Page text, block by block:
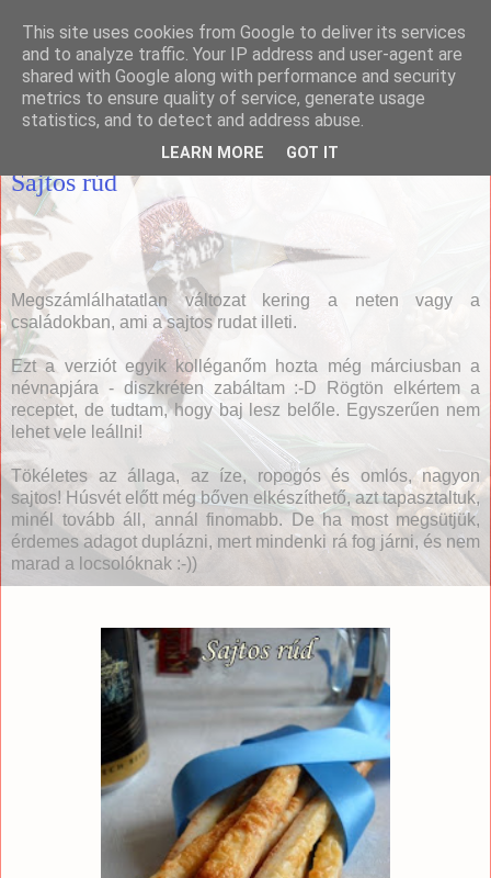
Házias konyha
Sajtos rúd
Megszámlálhatatlan változat kering a neten vagy a
családokban, ami a sajtos rudat illeti.
Ezt a verziót egyik kolléganőm hozta még márciusban a
névnapjára - diszkréten zabáltam :-D Rögtön elkértem a
receptet, de tudtam, hogy baj lesz belőle. Egyszerűen nem
lehet vele leállni!
Tökéletes az állaga, az íze, ropogós és omlós, nagyon
sajtos! Húsvét előtt még bőven elkészíthető, azt tapasztaltuk,
minél tovább áll, annál finomabb. De ha most megsütjük,
érdemes adagot duplázni, mert mindenki rá fog járni, és nem
marad a locsolóknak :-))
This site uses cookies from Google to deliver its services
and to analyze traffic. Your IP address and user-agent are
shared with Google along with performance and security
metrics to ensure quality of service, generate usage
statistics, and to detect and address abuse.
LEARN MORE GOT IT